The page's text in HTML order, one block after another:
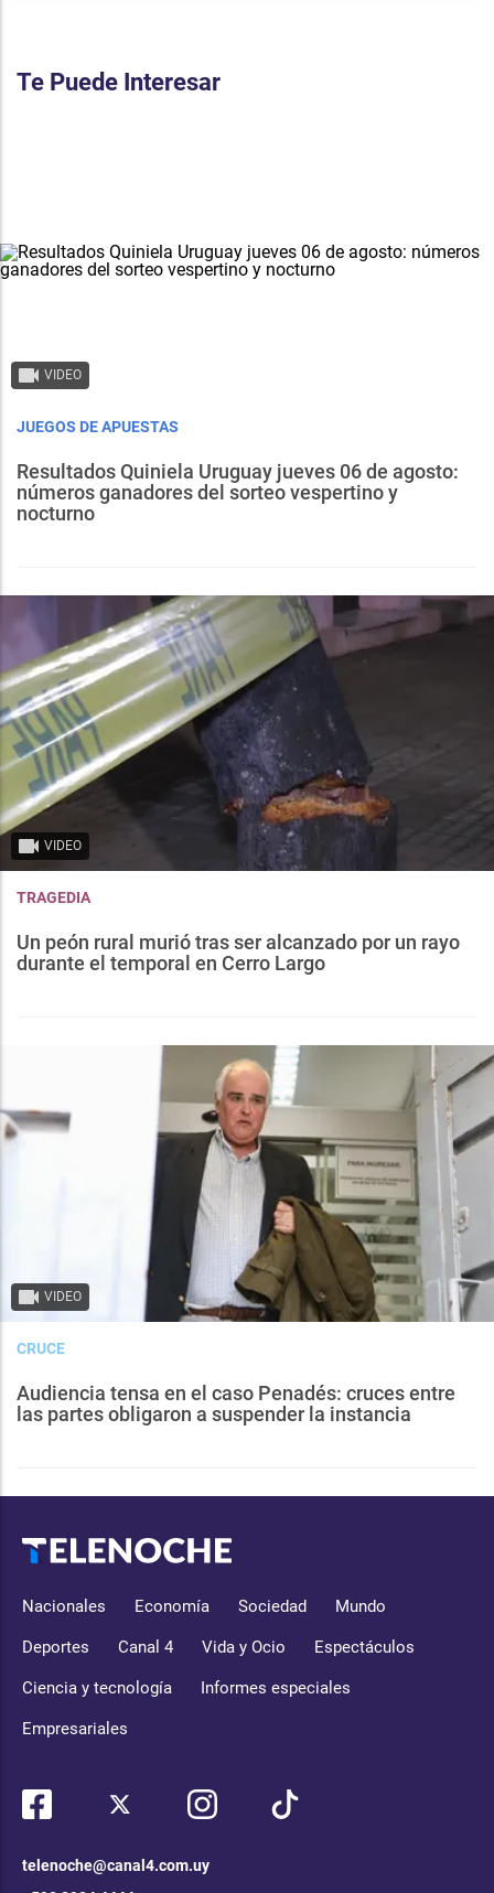
Te Puede Interesar
VIDEO
JUEGOS DE APUESTAS
Resultados Quiniela Uruguay jueves 06 de agosto:
números ganadores del sorteo vespertino y
nocturno
VIDEO
TRAGEDIA
Un peón rural murió tras ser alcanzado por un rayo
durante el temporal en Cerro Largo
VIDEO
CRUCE
Audiencia tensa en el caso Penadés: cruces entre
las partes obligaron a suspender la instancia
Nacionales Economía Sociedad Mundo
Deportes Canal 4 Vida y Ocio Espectáculos
Ciencia y tecnología Informes especiales
Empresariales
telenoche@canal4.com.uy